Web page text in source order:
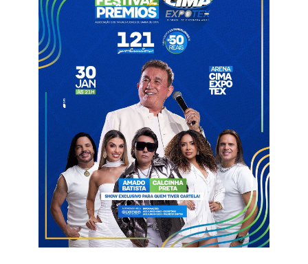
Informações com Patos Online
Goleiro Nacional de Patos Paraibano